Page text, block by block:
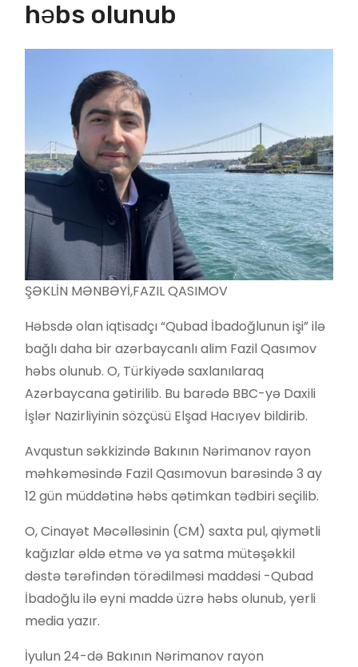
həbs olunub
ŞƏKLİN MƏNBƏYİ,FAZIL QASIMOV
Həbsdə olan iqtisadçı “Qubad İbadoğlunun işi” ilə
bağlı daha bir azərbaycanlı alim Fazil Qasımov
həbs olunub. O, Türkiyədə saxlanılaraq
Azərbaycana gətirilib. Bu barədə BBC-yə Daxili
İşlər Nazirliyinin sözçüsü Elşad Hacıyev bildirib.
Avqustun səkkizində Bakının Nərimanov rayon
məhkəməsində Fazil Qasımovun barəsində 3 ay
12 gün müddətinə həbs qətimkan tədbiri seçilib.
O, Cinayət Məcəlləsinin (CM) saxta pul, qiymətli
kağızlar əldə etmə və ya satma mütəşəkkil
dəstə tərəfindən törədilməsi maddəsi -Qubad
İbadoğlu ilə eyni maddə üzrə həbs olunub, yerli
media yazır.
İyulun 24-də Bakının Nərimanov rayon